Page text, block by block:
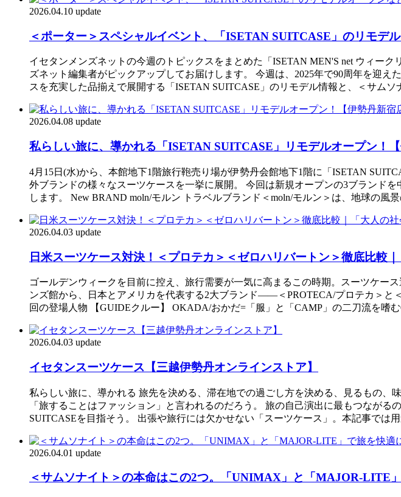
2026.04.10 update
＜ポーター＞スペシャルイベント、「ISETAN SUITCASE」のリモデ
イセタンメンズネットの今週のトピックスをまとめた「ISETAN MEN'S net ウィー
ズネット編集者がピックアップしてお届けします。 今週は、2025年で90周年を迎
スを充実した品揃えで展開する「ISETAN SUITCASE」のリモデル情報と、＜サム
2026.04.08 update
私らしい旅に、導かれる「ISETAN SUITCASE」リモデルオープン！【
4月15日(水)から、本館地下1階旅行鞄売り場が伊勢丹会館地下1階に「ISETAN
外ブランドの様々なスーツケースを一挙に展開。 今回は新規オープンの3ブランド
します。 New BRAND moln/モルン トラベルブランド＜moln/モルン＞は、地球の風
2026.04.03 update
日米スーツケース対決！＜プロテカ＞＜ゼロハリバートン＞徹底比
ゴールデンウィークを目前に控え、旅行需要が一気に高まるこの時期。スーツケー
ンズ館から、日本とアメリカを代表する2大ブランド——＜PROTECA/プロテカ＞と
回の登場人物 【GUIDEクルー】 OKADA/おかだ=「服」と「CAMP」の二刀流を嗜
2026.04.03 update
イセタンスーツケース【三越伊勢丹オンラインストア】
私らしい旅に、導かれる 旅先を決める、滞在地での過ごし方を決める、見るもの
「旅することはファッション」と言われるのだろう。 旅の自己演出に最もつなが
SUITCASEを目指そう。 出張や旅行には欠かせない「スーツケース」。本記事では
2026.04.01 update
＜サムソナイト＞の本命はこの2つ。「UNIMAX」と「MAJOR-LITE